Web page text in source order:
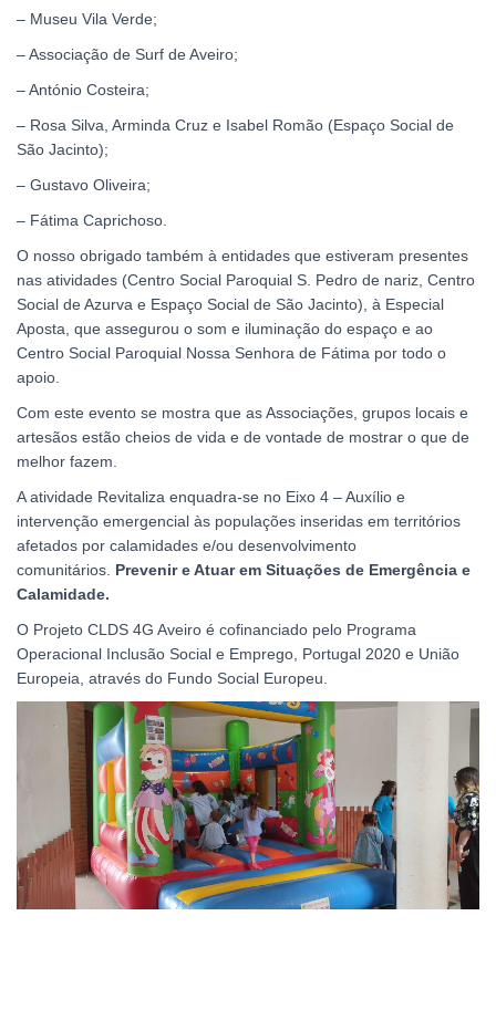
– Museu Vila Verde;
– Associação de Surf de Aveiro;
– António Costeira;
– Rosa Silva, Arminda Cruz e Isabel Romão (Espaço Social de
São Jacinto);
– Gustavo Oliveira;
– Fátima Caprichoso.
O nosso obrigado também à entidades que estiveram presentes
nas atividades (Centro Social Paroquial S. Pedro de nariz, Centro
Social de Azurva e Espaço Social de São Jacinto), à Especial
Aposta, que assegurou o som e iluminação do espaço e ao
Centro Social Paroquial Nossa Senhora de Fátima por todo o
apoio.
Com este evento se mostra que as Associações, grupos locais e
artesãos estão cheios de vida e de vontade de mostrar o que de
melhor fazem.
A atividade Revitaliza enquadra-se no Eixo 4 – Auxílio e
intervenção emergencial às populações inseridas em territórios
afetados por calamidades e/ou desenvolvimento
comunitários. Prevenir e Atuar em Situações de Emergência e
Calamidade.
O Projeto CLDS 4G Aveiro é cofinanciado pelo Programa
Operacional Inclusão Social e Emprego, Portugal 2020 e União
Europeia, através do Fundo Social Europeu.